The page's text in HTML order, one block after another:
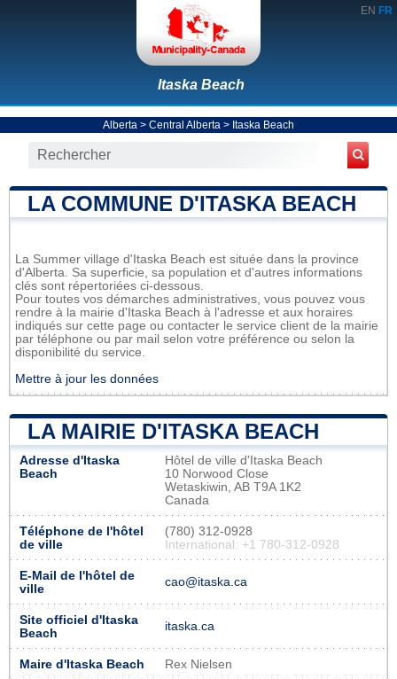
EN FR
Itaska Beach
Alberta > Central Alberta > Itaska Beach
LA COMMUNE D'ITASKA BEACH
La Summer village d'Itaska Beach est située dans la province
d'Alberta. Sa superficie, sa population et d'autres informations
clés sont répertoriées ci-dessous.
Pour toutes vos démarches administratives, vous pouvez vous
rendre à la mairie d'Itaska Beach à l'adresse et aux horaires
indiqués sur cette page ou contacter le service client de la mairie
par téléphone ou par mail selon votre préférence ou selon la
disponibilité du service.
Mettre à jour les données
LA MAIRIE D'ITASKA BEACH
Adresse d'Itaska
Beach
Hôtel de ville d'Itaska Beach
10 Norwood Close
Wetaskiwin, AB T9A 1K2
Canada
Téléphone de l'hôtel
de ville
(780) 312-0928
International: +1 780-312-0928
E-Mail de l'hôtel de
ville
cao@itaska.ca
Site officiel d'Itaska
Beach
itaska.ca
Maire d'Itaska Beach Rex Nielsen